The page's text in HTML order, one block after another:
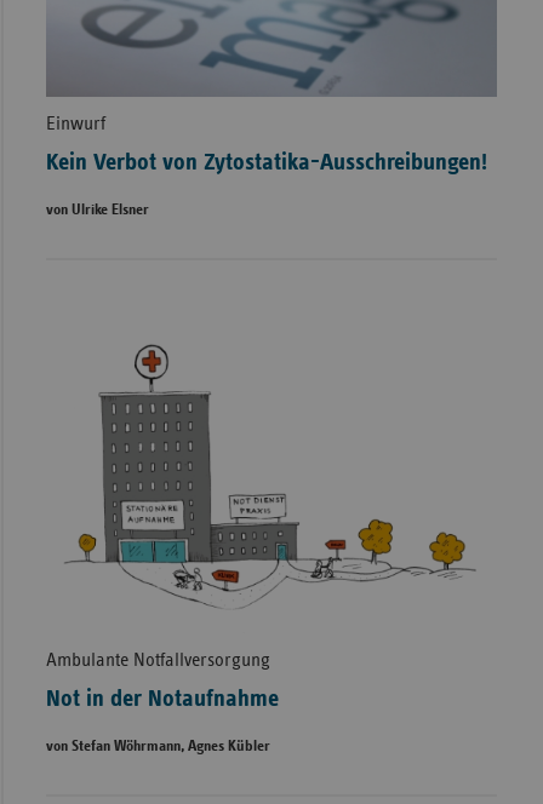
Einwurf
Kein Verbot von Zytostatika-Ausschreibungen!
von Ulrike Elsner
Ambulante Notfallversorgung
Not in der Notaufnahme
von Stefan Wöhrmann, Agnes Kübler